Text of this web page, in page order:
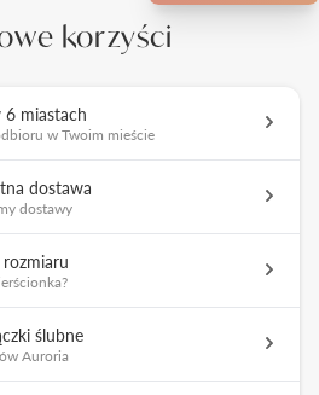
korzyści
miastach
w Twoim mieście
dostawa
dostawy
ślubne
Auroria